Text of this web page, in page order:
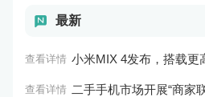
最新
查看详情 小米MIX 4发布，搭载更高性
查看详情 二手手机市场开展“商家联